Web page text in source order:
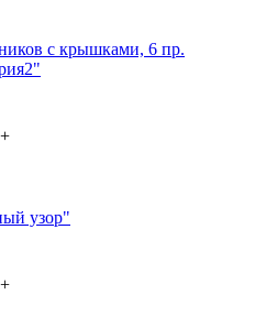
с крышками, 6 пр.
+
узор"
+